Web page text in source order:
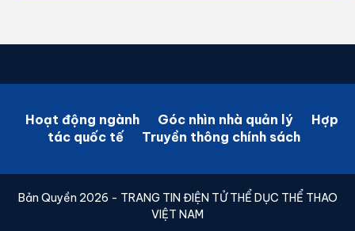
Hoạt động ngành Góc nhìn nhà quản lý
Hợp
tác quốc tế
Truyền thông chính sách
Bản Quyền 2026 - TRANG TIN ĐIỆN TỬ THỂ DỤC THỂ THAO
VIỆT NAM